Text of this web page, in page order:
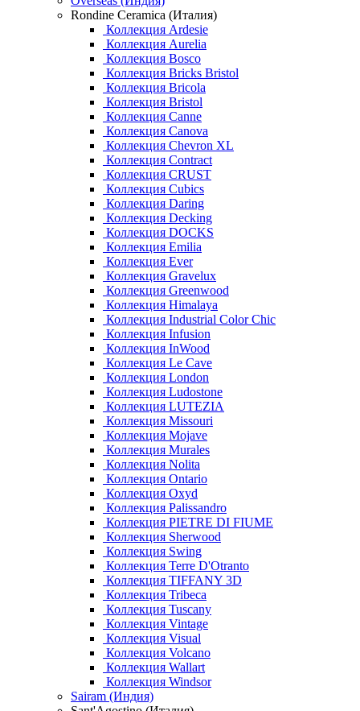
Rondine Ceramica (Италия)
Коллекция Ardesie
Коллекция Aurelia
Коллекция Bosco
Коллекция Bricks Bristol
Коллекция Bricola
Коллекция Bristol
Коллекция Canne
Коллекция Canova
Коллекция Chevron XL
Коллекция Contract
Коллекция CRUST
Коллекция Cubics
Коллекция Daring
Коллекция Decking
Коллекция DOCKS
Коллекция Emilia
Коллекция Ever
Коллекция Gravelux
Коллекция Greenwood
Коллекция Himalaya
Коллекция Industrial Color Chic
Коллекция Infusion
Коллекция InWood
Коллекция Le Cave
Коллекция London
Коллекция Ludostone
Коллекция LUTEZIA
Коллекция Missouri
Коллекция Mojave
Коллекция Murales
Коллекция Nolita
Коллекция Ontario
Коллекция Oxyd
Коллекция Palissandro
Коллекция PIETRE DI FIUME
Коллекция Sherwood
Коллекция Swing
Коллекция Terre D'Otranto
Коллекция TIFFANY 3D
Коллекция Tribeca
Коллекция Tuscany
Коллекция Vintage
Коллекция Visual
Коллекция Volcano
Коллекция Wallart
Коллекция Windsor
Sairam (Индия)